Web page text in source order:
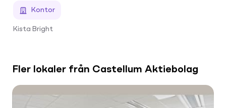
Kontor
Kista Bright
Fler lokaler från Castellum Aktiebolag